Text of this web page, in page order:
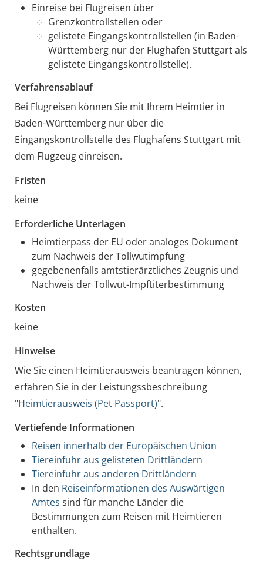
Einreise bei Flugreisen über
Grenzkontrollstellen oder
gelistete Eingangskontrollstellen (in Baden-
Württemberg nur der Flughafen Stuttgart als
gelistete Eingangskontrollstelle).
Verfahrensablauf
Bei Flugreisen können Sie mit Ihrem Heimtier in
Baden-Württemberg nur über die
Eingangskontrollstelle des Flughafens Stuttgart mit
dem Flugzeug einreisen.
Fristen
keine
Erforderliche Unterlagen
Heimtierpass der EU oder analoges Dokument
zum Nachweis der Tollwutimpfung
gegebenenfalls amtstierärztliches Zeugnis und
Nachweis der Tollwut-Impftiterbestimmung
Kosten
keine
Hinweise
Wie Sie einen Heimtierausweis beantragen können,
erfahren Sie in der Leistungssbeschreibung
"Heimtierausweis (Pet Passport)".
Vertiefende Informationen
Reisen innerhalb der Europäischen Union
Tiereinfuhr aus gelisteten Drittländern
Tiereinfuhr aus anderen Drittländern
In den Reiseinformationen des Auswärtigen
Amtes sind für manche Länder die
Bestimmungen zum Reisen mit Heimtieren
enthalten.
Rechtsgrundlage